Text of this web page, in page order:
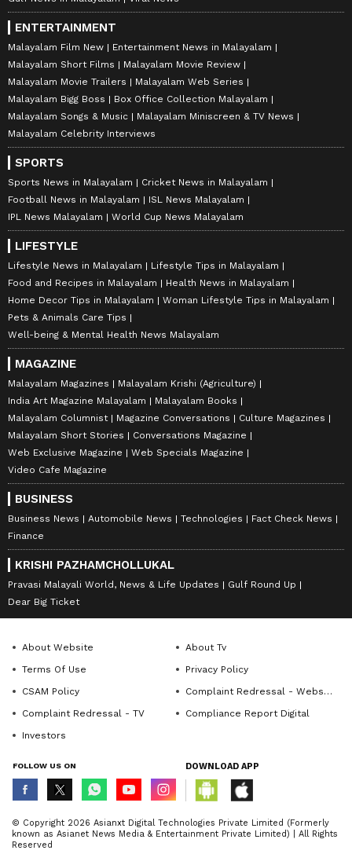
ENTERTAINMENT
Malayalam Film New
Entertainment News in Malayalam
Malayalam Short Films
Malayalam Movie Review
Malayalam Movie Trailers
Malayalam Web Series
Malayalam Bigg Boss
Box Office Collection Malayalam
Malayalam Songs & Music
Malayalam Miniscreen & TV News
Malayalam Celebrity Interviews
SPORTS
Sports News in Malayalam
Cricket News in Malayalam
Football News in Malayalam
ISL News Malayalam
IPL News Malayalam
World Cup News Malayalam
LIFESTYLE
Lifestyle News in Malayalam
Lifestyle Tips in Malayalam
Food and Recipes in Malayalam
Health News in Malayalam
Home Decor Tips in Malayalam
Woman Lifestyle Tips in Malayalam
Pets & Animals Care Tips
Well-being & Mental Health News Malayalam
MAGAZINE
Malayalam Magazines
Malayalam Krishi (Agriculture)
India Art Magazine Malayalam
Malayalam Books
Malayalam Columnist
Magazine Conversations
Culture Magazines
Malayalam Short Stories
Conversations Magazine
Web Exclusive Magazine
Web Specials Magazine
Video Cafe Magazine
BUSINESS
Business News Automobile News Technologies
Fact Check News
Finance
KRISHI PAZHAMCHOLLUKAL
Pravasi Malayali World, News & Life Updates
Gulf Round Up
Dear Big Ticket
About Website
About Tv
Terms Of Use
Privacy Policy
CSAM Policy
Complaint Redressal - Website
Complaint Redressal - TV
Compliance Report Digital
Investors
FOLLOW US ON DOWNLOAD APP
© Copyright 2026 Asianxt Digital Technologies Private Limited (Formerly
known as Asianet News Media & Entertainment Private Limited) | All Rights
Reserved